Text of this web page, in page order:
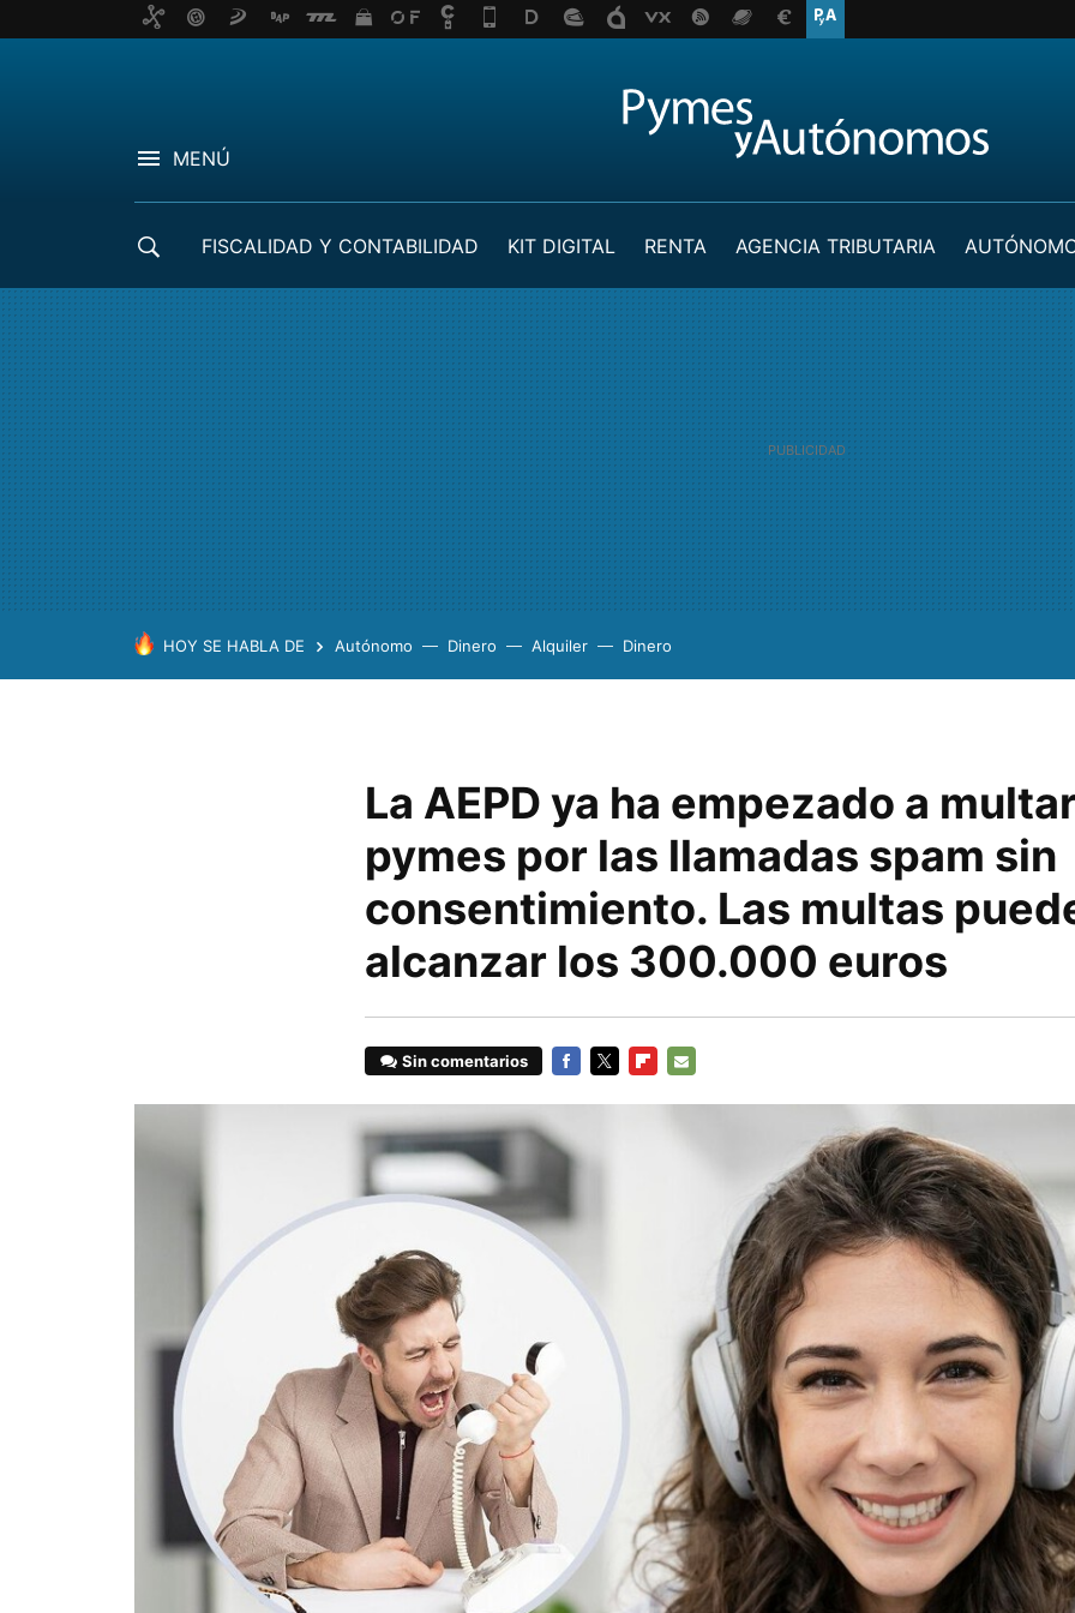
MENÚ
FISCALIDAD Y CONTABILIDAD KIT DIGITAL RENTA AGENCIA TRIBUTARIA
HOY SE HABLA DE Autónomo Dinero Alquiler Dinero
La AEPD ya ha empezado a
pymes por las llamadas spam sin
consentimiento. Las multas
alcanzar los 300.000 euros
Sin comentarios